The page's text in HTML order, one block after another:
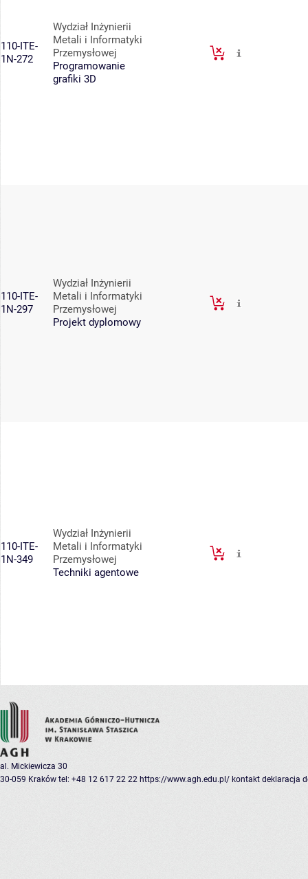
110-ITE-
1N-272
Wydział Inżynierii
Metali i Informatyki
Przemysłowej
Programowanie
grafiki 3D
110-ITE-
1N-297
Wydział Inżynierii
Metali i Informatyki
Przemysłowej
Projekt dyplomowy
110-ITE-
1N-349
Wydział Inżynierii
Metali i Informatyki
Przemysłowej
Techniki agentowe
al. Mickiewicza 30
30-059 Kraków tel: +48 12 617 22 22 https://www.agh.edu.pl/ kontakt deklaracja